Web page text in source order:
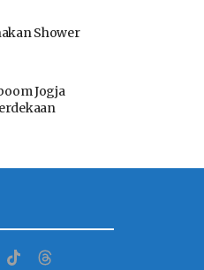
Shower
Jogja